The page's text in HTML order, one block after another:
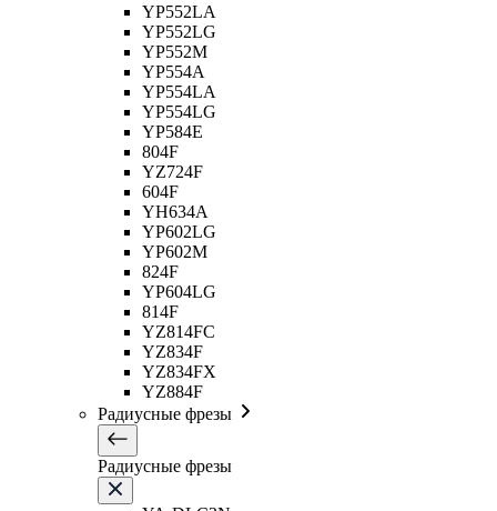
YP552LA
YP552LG
YP552M
YP554A
YP554LA
YP554LG
YP584E
804F
YZ724F
604F
YH634A
YP602LG
YP602M
824F
YP604LG
814F
YZ814FC
YZ834F
YZ834FX
YZ884F
Радиусные фрезы
Радиусные фрезы